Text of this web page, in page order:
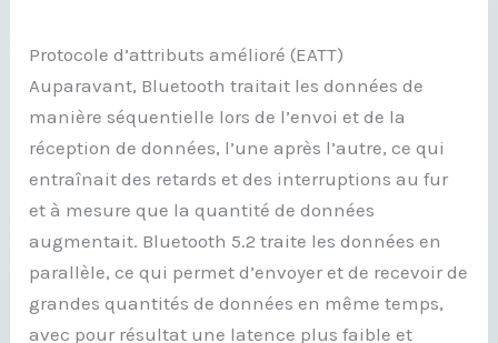
Protocole d’attributs amélioré (EATT)
Auparavant, Bluetooth traitait les données de
manière séquentielle lors de l’envoi et de la
réception de données, l’une après l’autre, ce qui
entraînait des retards et des interruptions au fur
et à mesure que la quantité de données
augmentait. Bluetooth 5.2 traite les données en
parallèle, ce qui permet d’envoyer et de recevoir de
grandes quantités de données en même temps,
avec pour résultat une latence plus faible et